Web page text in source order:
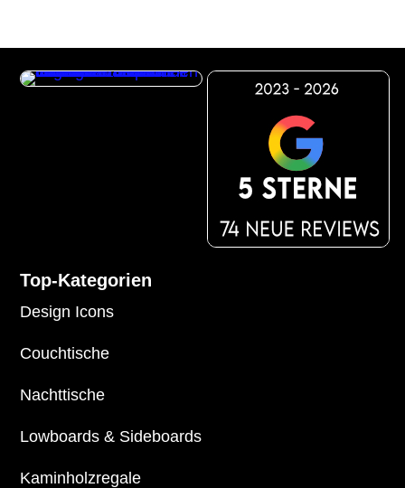
Top-Kategorien
Design Icons
Couchtische
Nachttische
Lowboards & Sideboards
Kaminholzregale